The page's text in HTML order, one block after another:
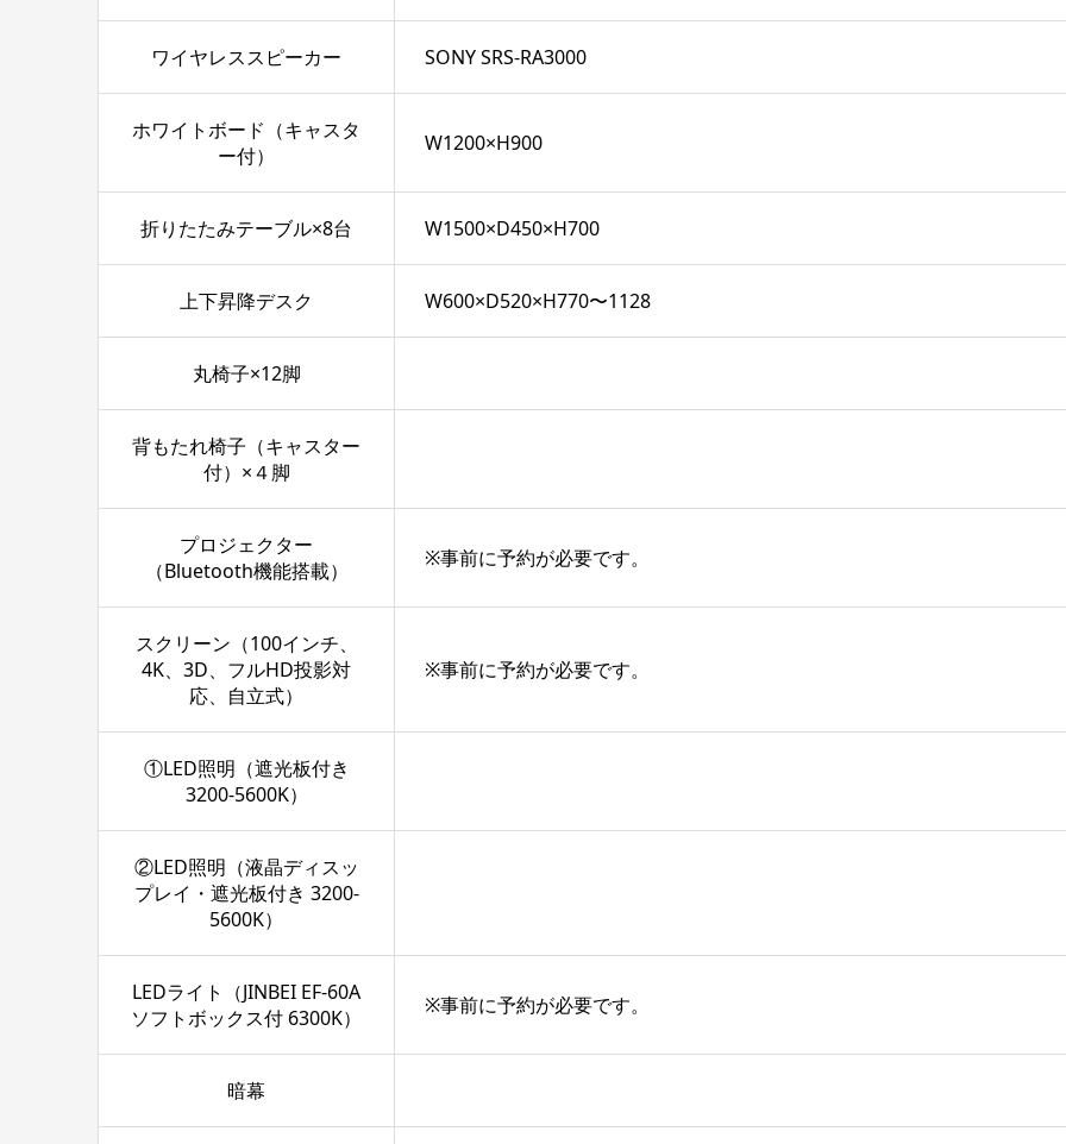
ワイヤレススピーカー SONY SRS-RA3000
ホワイトボード（キャスタ
ー付）
W1200×H900
折りたたみテーブル×8台 W1500×D450×H700
上下昇降デスク W600×D520×H770〜1128
丸椅子×12脚
背もたれ椅子（キャスター
付）×４脚
プロジェクター
（Bluetooth機能搭載）
※事前に予約が必要です。
スクリーン（100インチ、
4K、3D、フルHD投影対
応、自立式）
※事前に予約が必要です。
①LED照明（遮光板付き
3200-5600K）
②LED照明（液晶ディスッ
プレイ・遮光板付き 3200-
5600K）
LEDライト（JINBEI EF-60A
ソフトボックス付 6300K）
※事前に予約が必要です。
暗幕